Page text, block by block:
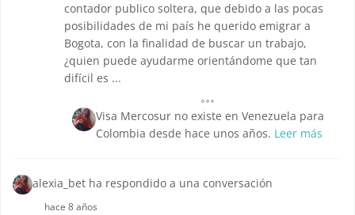
contador publico soltera, que debido a las pocas
posibilidades de mi país he querido emigrar a
Bogota, con la finalidad de buscar un trabajo,
¿quien puede ayudarme orientándome que tan
difícil es ...
Visa Mercosur no existe en Venezuela para
Colombia desde hace unos años. Leer más
alexia_bet ha respondido a una conversación
hace 8 años